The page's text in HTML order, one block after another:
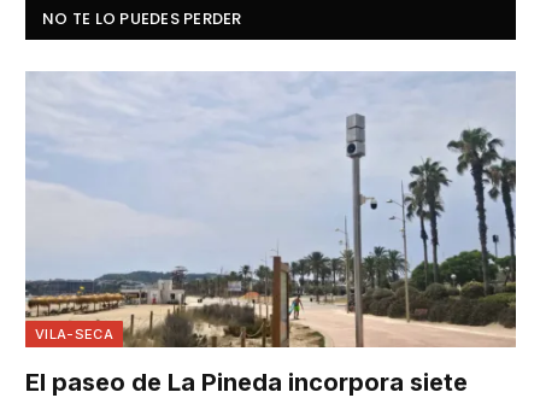
NO TE LO PUEDES PERDER
VILA-SECA
El paseo de La Pineda incorpora siete